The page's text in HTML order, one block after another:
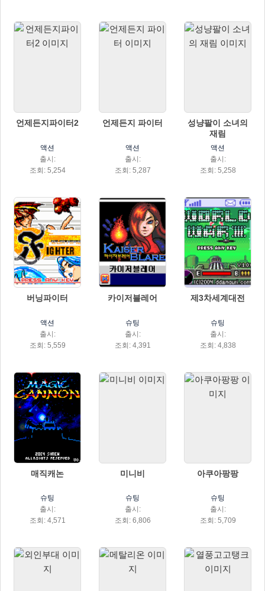
언제든지파이터2
액션
출시:
조회: 5,254
언제든지 파이터
액션
출시:
조회: 5,287
성냥팔이 소녀의
재림
액션
출시:
조회: 5,258
버닝파이터
액션
출시:
조회: 5,559
카이저블레어
슈팅
출시:
조회: 4,391
제3차세계대전
슈팅
출시:
조회: 4,838
매직캐논
슈팅
출시:
조회: 4,571
미니비
슈팅
출시:
조회: 6,806
아쿠아팡팡
슈팅
출시:
조회: 5,709